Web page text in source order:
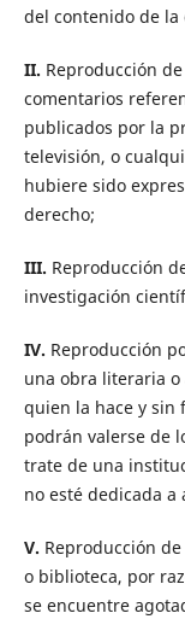
del contenido de la
II. Reproducción
comentarios
publicados por la
televisión, o
hubiere sido
derecho;
III. Reproducción
investigación
IV. Reproducción
una obra literaria
quien la hace y sin
podrán valerse de
trate de una
no esté dedicada
V. Reproducción
o biblioteca, por
se encuentre